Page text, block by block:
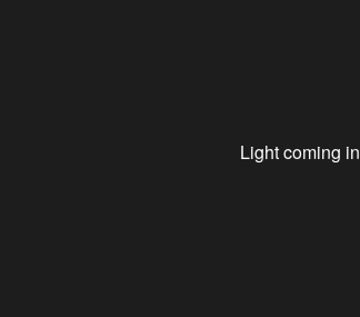
Light coming in